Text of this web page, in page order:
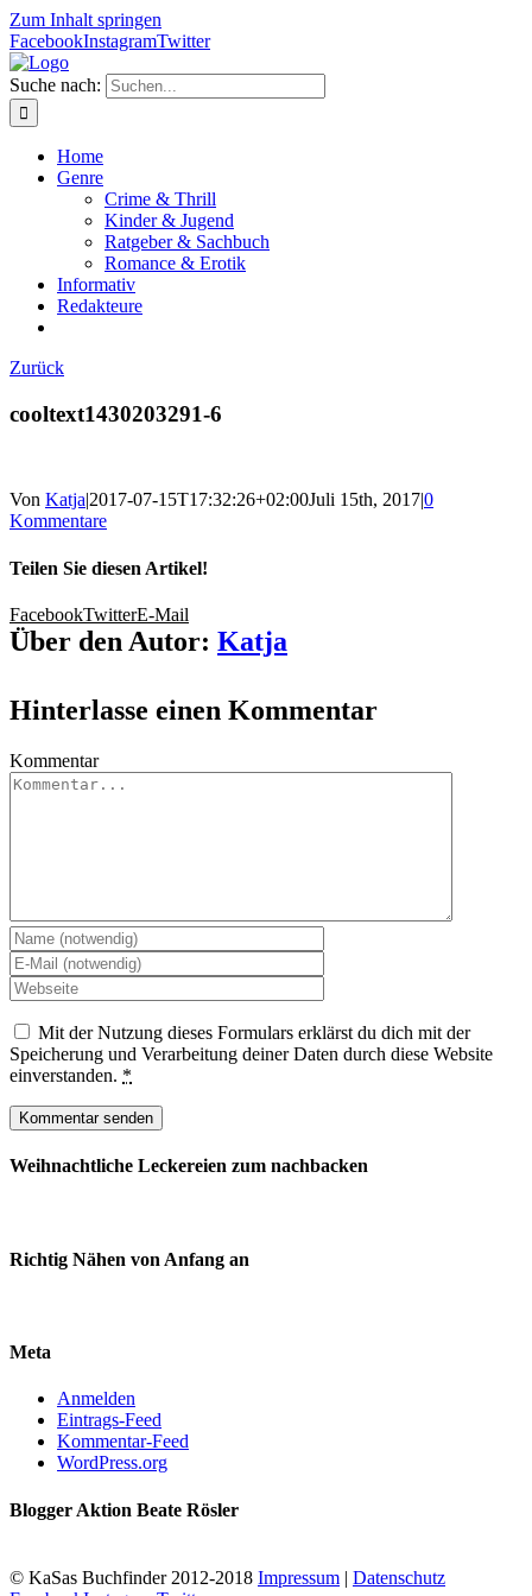
Zum Inhalt springen
FacebookInstagramTwitter
Suche nach:
Home
Genre
Crime & Thrill
Kinder & Jugend
Ratgeber & Sachbuch
Romance & Erotik
Informativ
Redakteure
Zurück
cooltext1430203291-6
Von Katja|2017-07-15T17:32:26+02:00Juli 15th, 2017|0
Kommentare
Teilen Sie diesen Artikel!
FacebookTwitterE-Mail
Über den Autor: Katja
Hinterlasse einen Kommentar
Kommentar
Mit der Nutzung dieses Formulars erklärst du dich mit der
Speicherung und Verarbeitung deiner Daten durch diese Website
einverstanden. *
Weihnachtliche Leckereien zum nachbacken
Richtig Nähen von Anfang an
Meta
Anmelden
Eintrags-Feed
Kommentar-Feed
WordPress.org
Blogger Aktion Beate Rösler
© KaSas Buchfinder 2012-2018 Impressum | Datenschutz